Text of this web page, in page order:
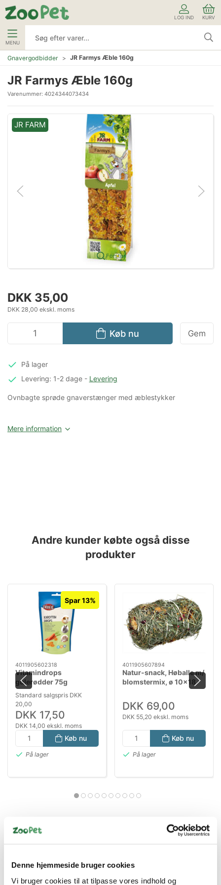
Denne hjemmeside bruger cookies
Vi bruger cookies til at tilpasse vores indhold og
LOG IND KURV
MENU
Gnavergodbidder JR Farmys Æble 160g
JR Farmys Æble 160g
Varenummer: 4024344073434
JR FARM
Forstør
DKK 35,00
DKK 28,00 ekskl. moms
Køb nu Gem
På lager
Levering: 1-2 dage- Levering
Ovnbagte sprøde gnaverstænger med æblestykker
Mere information
Andre kunder købte også disse
produkter
Spar 13%
4011905602318
Vitamindrops
gulerødder 75g
Standard salgspris DKK
20,00
DKK 17,50
DKK 14,00 ekskl. moms
Køb nu
På lager
4011905607894
Natur-snack, Høballe m/
blomstermix, ø 10×18
DKK 69,00
DKK 55,20 ekskl. moms
Køb nu
På lager
Bestsælgende varer i Gnavergodbidder